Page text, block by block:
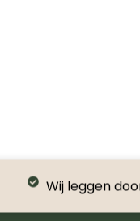
Wij leggen